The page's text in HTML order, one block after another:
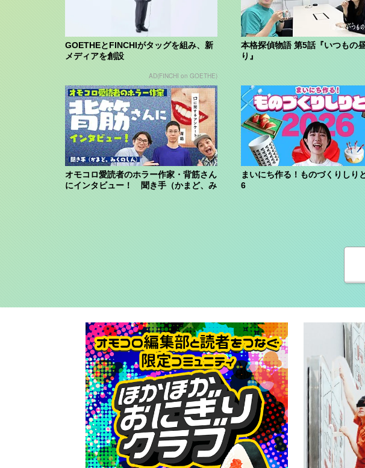
GOETHEとFINCHIがタッグを組み、新
メディアを創設
AD(FINCHI on GOETHE)
本格探偵物語 第5話『いつもの
り』
オモコロ愛読者のホラー作家・背筋さん
にインタビュー！ 聞き手（かまど、み
くのしん...
まいにち作る！ものづくりしり
6